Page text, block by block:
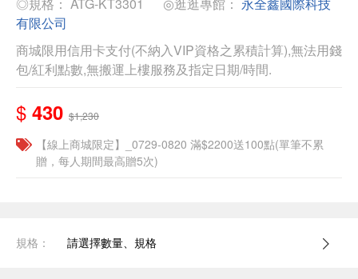
有限公司
商城限用信用卡支付(不納入VIP資格之累積計算),無法用錢
包/紅利點數,無搬運上樓服務及指定日期/時間.
$ 430 $1,230
【線上商城限定】_0729-0820 滿$2200送100點(單筆不累
贈，每人期間最高贈5次)
規格： 請選擇數量、規格